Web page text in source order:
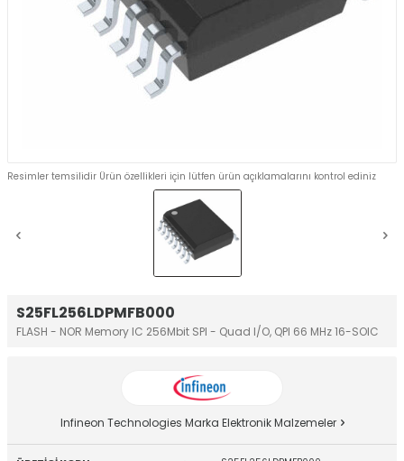
S25FL256LDPMFB000
FLASH - NOR Memory IC 256Mbit SPI - Quad I/O, QPI 66 MHz 16-SOIC
Resimler temsilidir Ürün özellikleri için lütfen ürün açıklamalarını kontrol ediniz
Infineon Technologies Marka Elektronik Malzemeler